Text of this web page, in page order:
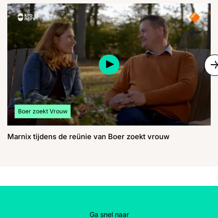
Bekijk meer artikelen over:
Boer zoekt Vrouw
Marnix tijdens de reünie van Boer zoekt vrouw
Ga snel naar